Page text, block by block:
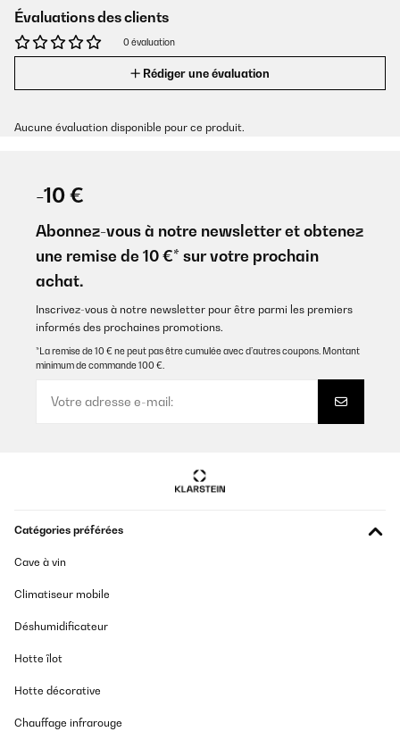
Évaluations des clients
0 évaluation
Rédiger une évaluation
Aucune évaluation disponible pour ce produit.
-10 €
Abonnez-vous à notre newsletter et obtenez
une remise de 10 €* sur votre prochain
achat.
Inscrivez-vous à notre newsletter pour être parmi les premiers
informés des prochaines promotions.
*La remise de 10 € ne peut pas être cumulée avec d’autres coupons. Montant
minimum de commande 100 €.
Catégories préférées
Cave à vin
Climatiseur mobile
Déshumidificateur
Hotte îlot
Hotte décorative
Chauffage infrarouge